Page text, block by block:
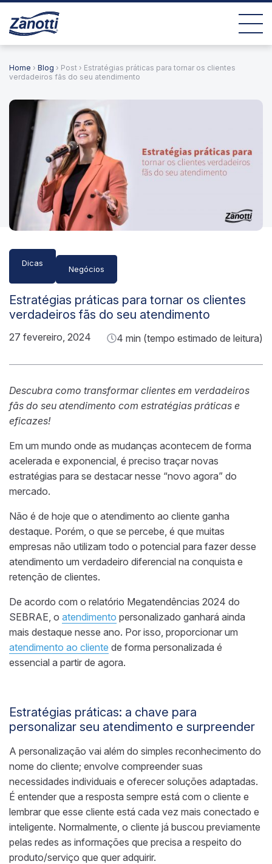
Home › Blog › Post › Estratégias práticas para tornar os clientes
verdadeiros fãs do seu atendimento
Dicas
Negócios
Estratégias práticas para tornar os clientes
verdadeiros fãs do seu atendimento
27 fevereiro, 2024 4 min (tempo estimado de leitura)
Descubra como transformar clientes em verdadeiros
fãs do seu atendimento com estratégias práticas e
eficazes!
Em um mundo onde as mudanças acontecem de forma
acelerada e exponencial, é preciso traçar novas
estratégias para se destacar nesse “novo agora” do
mercado.
Não é de hoje que o atendimento ao cliente ganha
destaque. Porém, o que se percebe, é que muitas
empresas não utilizam todo o potencial para fazer desse
atendimento um verdadeiro diferencial na conquista e
retenção de clientes.
De acordo com o relatório Megatendências 2024 do
SEBRAE, o atendimento personalizado ganhará ainda
mais destaque nesse ano. Por isso, proporcionar um
atendimento ao cliente de forma personalizada é
essencial a partir de agora.
Estratégias práticas: a chave para
personalizar seu atendimento e surpreender
A personalização vai além do simples reconhecimento do
nome do cliente; envolve compreender suas
necessidades individuais e oferecer soluções adaptadas.
É entender que a resposta sempre está com o cliente e
lembrar que esse cliente está cada vez mais conectado e
inteligente. Normalmente, o cliente já buscou previamente
pelas redes as informações que precisa a respeito do
produto/serviço que quer adquirir.